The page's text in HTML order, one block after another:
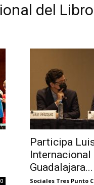
del
0
Participa
Guadalajara...
Sociales Tres Punto